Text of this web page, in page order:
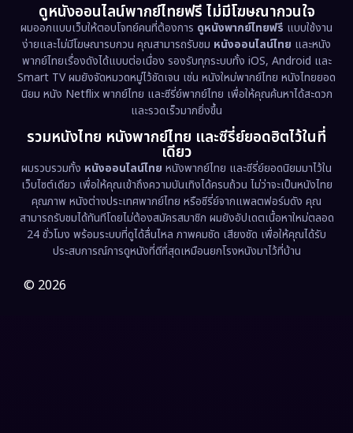
Emotional (61)
Epic มหากาพย์ (227)
Erotic (36)
Family ครอบครัว (375)
Fantasy จินตนาการ (338)
Fiction (9)
Film (57)
Gothic
ดูหนังออนไลน์พากย์ไทยฟรี ไม่มีโฆษณากวนใจ
ผมออกแบบเว็บให้ตอบโจทย์คนที่ต้องการ ดูหนังพากย์ไทยฟรี แบบใช้งาน
ง่ายและไม่มีโฆษณารบกวน คุณสามารถรับชม หนังออนไลน์ไทย และหนัง
พากย์ไทยเรื่องดังได้แบบต่อเนื่อง รองรับทุกระบบทั้ง iOS, Android และ
Smart TV ผมยังจัดหมวดหมู่ไว้ชัดเจน เช่น หนังใหม่พากย์ไทย หนังไทยยอด
นิยม หนัง Netflix พากย์ไทย และซีรี่ย์พากย์ไทย เพื่อให้คุณค้นหาได้สะดวก
และรวดเร็วมากยิ่งขึ้น
รวมหนังไทย หนังพากย์ไทย และซีรี่ย์ยอดฮิตไว้ในที่
เดียว
ผมรวบรวมทั้ง หนังออนไลน์ไทย หนังพากย์ไทย และซีรี่ย์ยอดนิยมมาไว้ใน
เว็บไซต์เดียว เพื่อให้คุณเข้าถึงความบันเทิงได้ครบถ้วน ไม่ว่าจะเป็นหนังไทย
คุณภาพ หนังต่างประเทศพากย์ไทย หรือซีรี่ย์จากแพลตฟอร์มดัง คุณ
สามารถรับชมได้ทันทีโดยไม่ต้องสมัครสมาชิก ผมยังอัปเดตเนื้อหาใหม่ตลอด
24 ชั่วโมง พร้อมระบบที่ดูได้ลื่นไหล ภาพคมชัด เสียงชัด เพื่อให้คุณได้รับ
ประสบการณ์การดูหนังที่ดีที่สุดเหมือนยกโรงหนังมาไว้ที่บ้าน
© 2026